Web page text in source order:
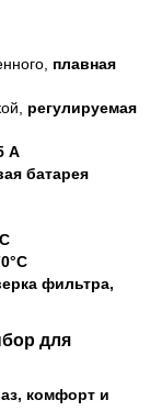
плавная
регулируемая
А
батарея
фильтра,
для
комфорт и